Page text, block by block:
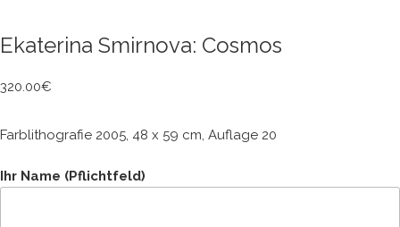
Ekaterina Smirnova: Cosmos
320.00€
Farblithografie 2005, 48 x 59 cm, Auflage 20
Ihr Name (Pflichtfeld)